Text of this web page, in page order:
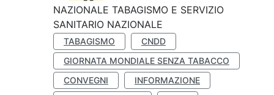
NAZIONALE TABAGISMO E SERVIZIO
SANITARIO NAZIONALE
TABAGISMO
CNDD
GIORNATA MONDIALE SENZA TABACCO
CONVEGNI
INFORMAZIONE